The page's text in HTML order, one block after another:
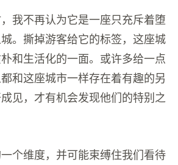
我不再认为它是一座只充斥着堕
。撕掉游客给它的标签，这座城
和生活化的一面。或许多给一点
和这座城市一样存在着有趣的另
见，才有机会发现他们的特别之
个维度，并可能束缚住我们看待